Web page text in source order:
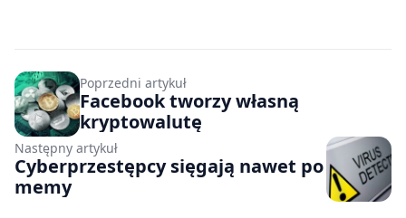
Poprzedni artykuł
Facebook tworzy własną
kryptowalutę
Następny artykuł
Cyberprzestępcy sięgają nawet po
memy